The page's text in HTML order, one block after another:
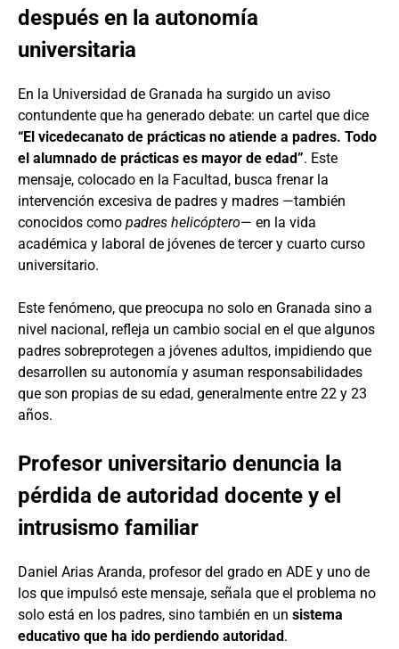
después en la autonomía
universitaria
En la Universidad de Granada ha surgido un aviso
contundente que ha generado debate: un cartel que dice
“El vicedecanato de prácticas no atiende a padres. Todo
el alumnado de prácticas es mayor de edad”. Este
mensaje, colocado en la Facultad, busca frenar la
intervención excesiva de padres y madres —también
conocidos como padres helicóptero— en la vida
académica y laboral de jóvenes de tercer y cuarto curso
universitario.
Este fenómeno, que preocupa no solo en Granada sino a
nivel nacional, refleja un cambio social en el que algunos
padres sobreprotegen a jóvenes adultos, impidiendo que
desarrollen su autonomía y asuman responsabilidades
que son propias de su edad, generalmente entre 22 y 23
años.
Profesor universitario denuncia la
pérdida de autoridad docente y el
intrusismo familiar
Daniel Arias Aranda, profesor del grado en ADE y uno de
los que impulsó este mensaje, señala que el problema no
solo está en los padres, sino también en un sistema
educativo que ha ido perdiendo autoridad.